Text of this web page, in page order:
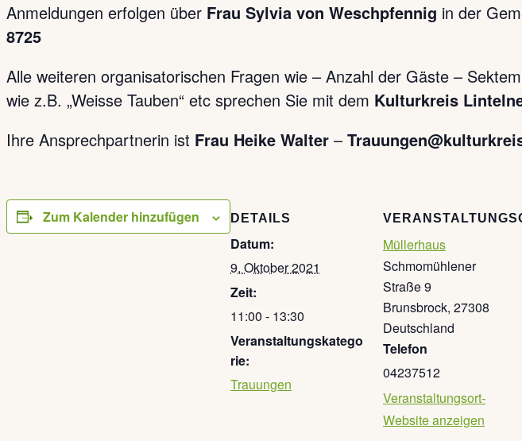
Anmeldungen erfolgen über Frau Sylvia von Weschpfennig in der
8725
Alle weiteren organisatorischen Fragen wie – Anzahl der Gäste –
wie z.B. „Weisse Tauben“ etc sprechen Sie mit dem Kulturkreis
Ihre Ansprechpartnerin ist Frau Heike Walter –
Zum Kalender hinzufügen DETAILS
Datum:
9. Oktober 2021
Zeit:
11:00 - 13:30
Veranstaltungskatego
rie:
Trauungen
Müllerhaus
Schmomühlener
Straße 9
Brunsbrock, 27308
Deutschland
Telefon
04237512
Veranstaltungsort-
Website anzeigen